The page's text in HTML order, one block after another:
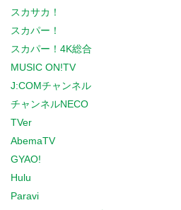
スカサカ！
スカパー！
スカパー！4K総合
MUSIC ON!TV
J:COMチャンネル
チャンネルNECO
TVer
AbemaTV
GYAO!
Hulu
Paravi